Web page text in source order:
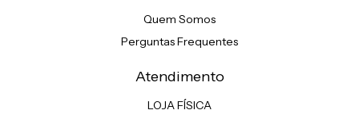
Quem Somos
Perguntas Frequentes
Atendimento
LOJA FÍSICA